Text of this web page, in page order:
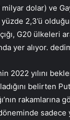
milyar dolar) ve
yüzde 2,3’ü
G20 ülkeleri
yer alıyor.
2022 yılını
belirten
rakamlarına
döneminde